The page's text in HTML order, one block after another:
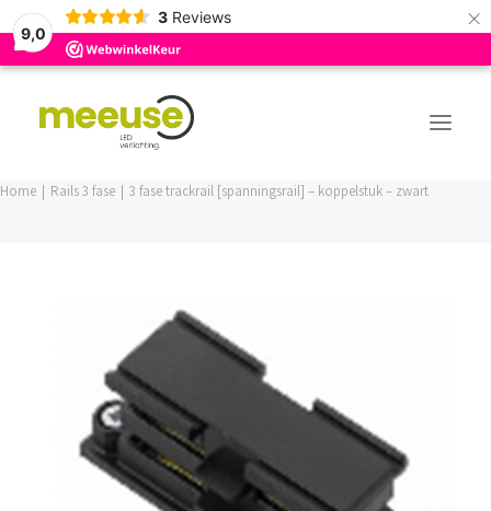
9,0
3 Reviews ×
OUTLED ASSORTIMENT
LOGIN / REGISTER
Home Rails 3 fase 3 fase trackrail [spanningsrail] – koppelstuk – zwart